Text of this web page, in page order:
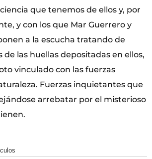
que tenemos de ellos y, por
y con los que Mar Guerrero y
a la escucha tratando de
de las huellas depositadas en ellos,
vinculado con las fuerzas
Fuerzas inquietantes que
arrebatar por el misterioso